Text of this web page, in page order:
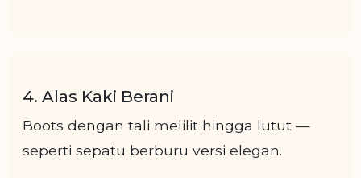
4. Alas Kaki Berani
Boots dengan tali melilit hingga lutut —
seperti sepatu berburu versi elegan.